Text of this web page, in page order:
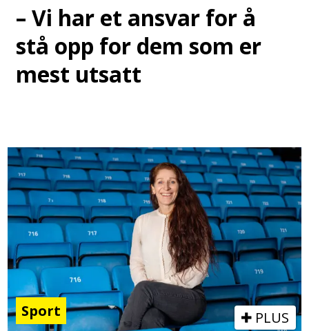
– Vi har et ansvar for å
stå opp for dem som er
mest utsatt
Sport PLUS